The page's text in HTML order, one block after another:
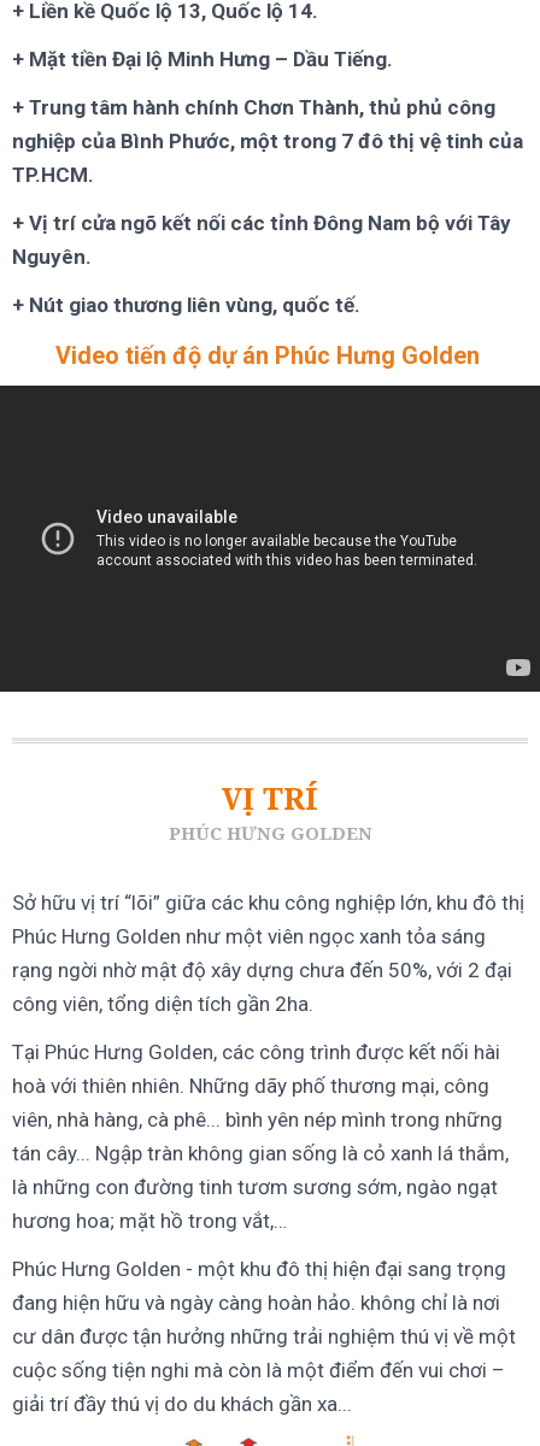
+ Liền kề Quốc lộ 13, Quốc lộ 14.
+ Mặt tiền Đại lộ Minh Hưng – Dầu Tiếng.
+ Trung tâm hành chính Chơn Thành, thủ phủ công
nghiệp của Bình Phước, một trong 7 đô thị vệ tinh của
TP.HCM.
+ Vị trí cửa ngõ kết nối các tỉnh Đông Nam bộ với Tây
Nguyên.
+ Nút giao thương liên vùng, quốc tế.
Video tiến độ dự án Phúc Hưng Golden
VỊ TRÍ
PHÚC HƯNG GOLDEN
Sở hữu vị trí “lõi” giữa các khu công nghiệp lớn, khu đô thị
Phúc Hưng Golden như một viên ngọc xanh tỏa sáng
rạng ngời nhờ mật độ xây dựng chưa đến 50%, với 2 đại
công viên, tổng diện tích gần 2ha.
Tại Phúc Hưng Golden, các công trình được kết nối hài
hoà với thiên nhiên. Những dãy phố thương mại, công
viên, nhà hàng, cà phê... bình yên nép mình trong những
tán cây... Ngập tràn không gian sống là cỏ xanh lá thắm,
là những con đường tinh tươm sương sớm, ngào ngạt
hương hoa; mặt hồ trong vắt,…
Phúc Hưng Golden - một khu đô thị hiện đại sang trọng
đang hiện hữu và ngày càng hoàn hảo. không chỉ là nơi
cư dân được tận hưởng những trải nghiệm thú vị về một
cuộc sống tiện nghi mà còn là một điểm đến vui chơi –
giải trí đầy thú vị do du khách gần xa...